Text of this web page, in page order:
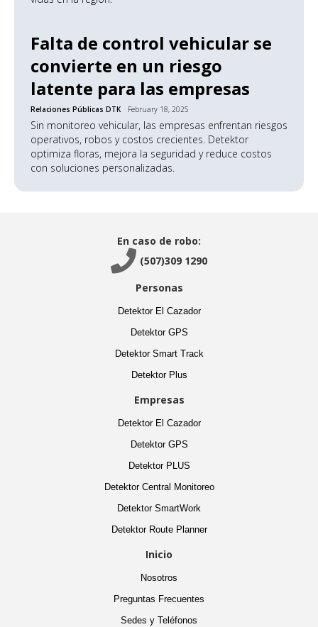
Falta de control vehicular se
convierte en un riesgo
latente para las empresas
Relaciones Públicas DTK February 18, 2025
Sin monitoreo vehicular, las empresas enfrentan riesgos
operativos, robos y costos crecientes. Detektor
optimiza floras, mejora la seguridad y reduce costos
con soluciones personalizadas.
En caso de robo:
 (507)309 1290
Personas
Detektor El Cazador
Detektor GPS
Detektor Smart Track
Detektor Plus
Empresas
Detektor El Cazador
Detektor GPS
Detektor PLUS
Detektor Central Monitoreo
Detektor SmartWork
Detektor Route Planner
Inicio
Nosotros
Preguntas Frecuentes
Sedes y Teléfonos